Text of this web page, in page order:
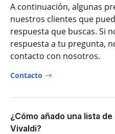
A continuación, algunas
nuestros clientes que
respuesta que buscas. Si
respuesta a tu pregunta,
contacto con nosotros.
Contacto
¿Cómo añado una lista
Vivaldi?